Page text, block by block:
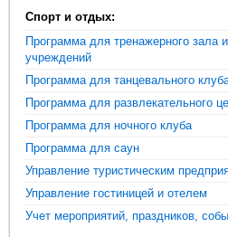
Спорт и отдых:
Программа для тренажерного зала
учреждений
Программа для танцевального
Программа для развлекательного
Программа для ночного клуба
Программа для саун
Управление туристическим
Управление гостиницей и отелем
Учет мероприятий, праздников,